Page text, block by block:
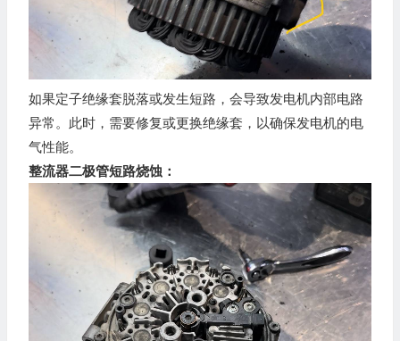
如果定子绝缘套脱落或发生短路，会导致发电机内部电路
异常。此时，需要修复或更换绝缘套，以确保发电机的电
气性能。
整流器二极管短路烧蚀：